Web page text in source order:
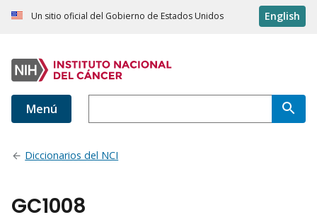
Un sitio oficial del Gobierno de Estados Unidos English
Menú
Diccionarios del NCI
GC1008